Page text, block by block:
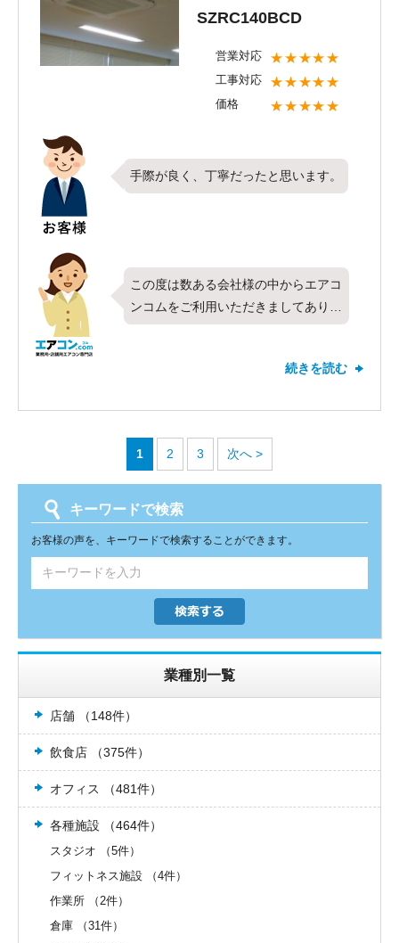
SZRC140BCD
営業対応 ★★★★★
工事対応 ★★★★★
価格 ★★★★★
手際が良く、丁寧だったと思います。
この度は数ある会社様の中からエアコ
ンコムをご利用いただきましてありが
とうございました。今回はダイキン製
イン5馬力と、天吊形・ツイン10馬力
葉も頂きありがとうございます。その
後、空調機は快適にお使い頂けており
ますでしょうか？何かお気付きになら
れた点がございましたらお気軽に弊社
ます。
続きを読む
1 2 3 次へ >
キーワードで検索
お客様の声を、キーワードで検索することができます。
業種別一覧
店舗 （148件）
飲食店 （375件）
オフィス （481件）
各種施設 （464件）
スタジオ （5件）
フィットネス施設 （4件）
作業所 （2件）
倉庫 （31件）